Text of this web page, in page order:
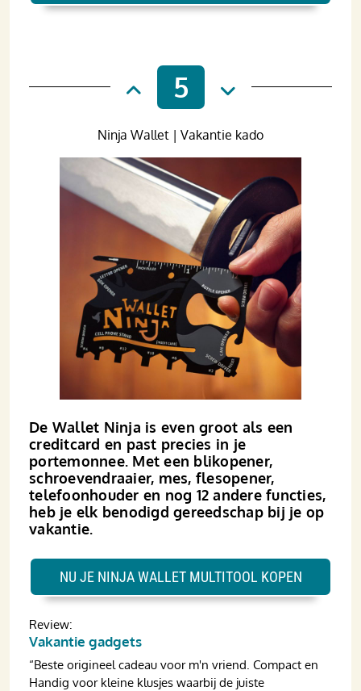
5
De Wallet Ninja is even groot als een
creditcard en past precies in je
portemonnee. Met een blikopener,
schroevendraaier, mes, flesopener,
telefoonhouder en nog 12 andere functies,
heb je elk benodigd gereedschap bij je op
vakantie.
Ninja Wallet | Vakantie kado
Review:
Vakantie gadgets
“Beste origineel cadeau voor m'n vriend. Compact en
Handig voor kleine klusjes waarbij de juiste
NU JE NINJA WALLET MULTITOOL KOPEN